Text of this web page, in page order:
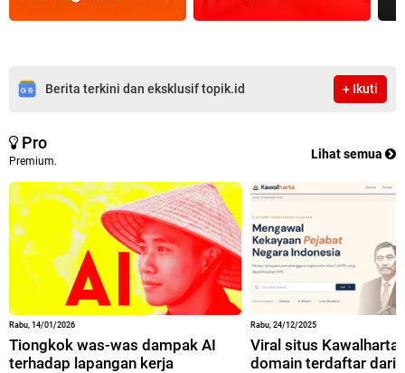
Berita terkini dan eksklusif topik.id + Ikuti
Pro
Premium. Lihat semua
Rabu, 14/01/2026
Tiongkok was-was dampak AI
terhadap lapangan kerja
Rabu, 24/12/2025
Viral situs
domain terdaftar dari